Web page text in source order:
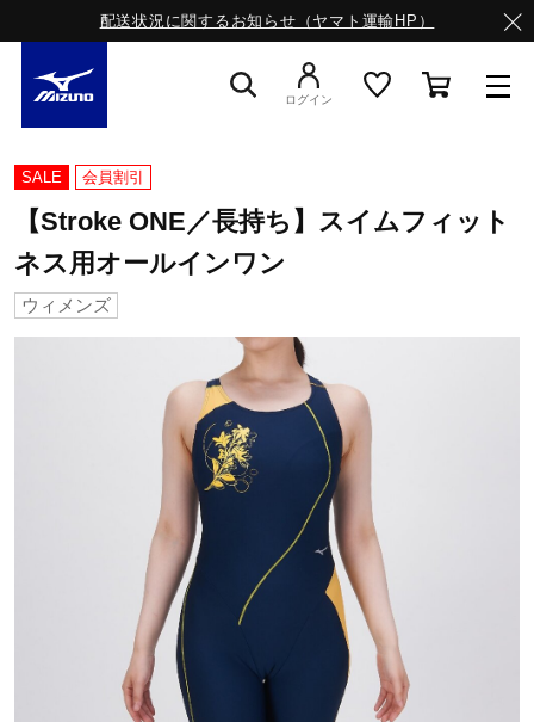
配送状況に関するお知らせ（ヤマト運輸HP）
スニーカー
ライフスタイルウエア
サッカー／フットサル
トレーニング
ゴルフ
ログイン
SALE 会員割引
【Stroke ONE／長持ち】スイムフィット
ネス用オールインワン
ウィメンズ